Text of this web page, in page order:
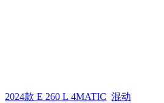
2024款 E 260 L 4MATIC 混动